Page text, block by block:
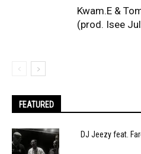
Kwam.E &
(prod. Isee
FEATURED
DJ Jeezy feat.